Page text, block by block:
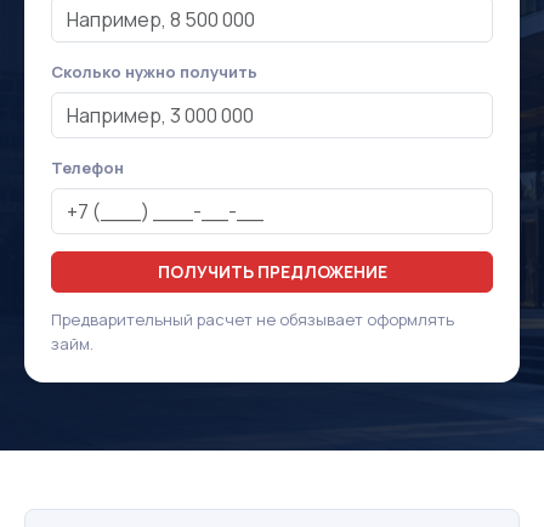
Сколько нужно получить
Телефон
ПОЛУЧИТЬ ПРЕДЛОЖЕНИЕ
Предварительный расчет не обязывает оформлять
займ.